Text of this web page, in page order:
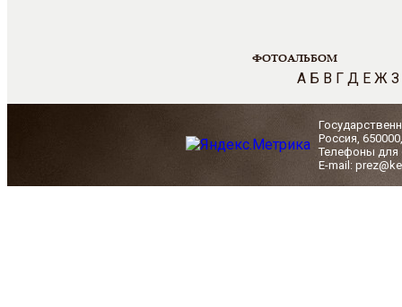
ФОТОАЛЬБОМ
А Б В Г Д Е Ж З
Россия,
Телефоны для
E-mail: